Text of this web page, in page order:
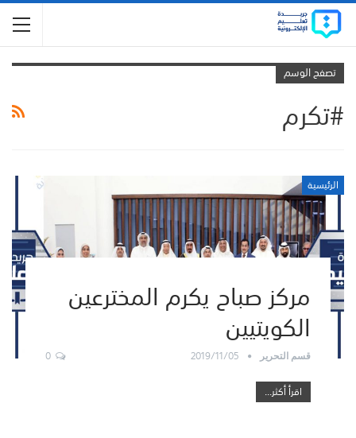
تصفح الوسم
#تكرم
الرئيسية
مركز صباح يكرم المخترعين
الكويتيين
قسم التحرير 2019/11/05
0
اقرأ أكثر...